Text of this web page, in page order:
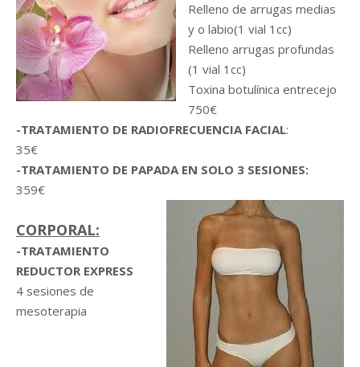
Relleno de arrugas medias
y o labio(1 vial 1cc)
Relleno arrugas profundas
(1 vial 1cc)
Toxina botulínica entrecejo
750€
-TRATAMIENTO DE RADIOFRECUENCIA FACIAL:
35€
-TRATAMIENTO DE PAPADA EN SOLO 3 SESIONES:
359€
CORPORAL:
-TRATAMIENTO
REDUCTOR EXPRESS
4 sesiones de
mesoterapia